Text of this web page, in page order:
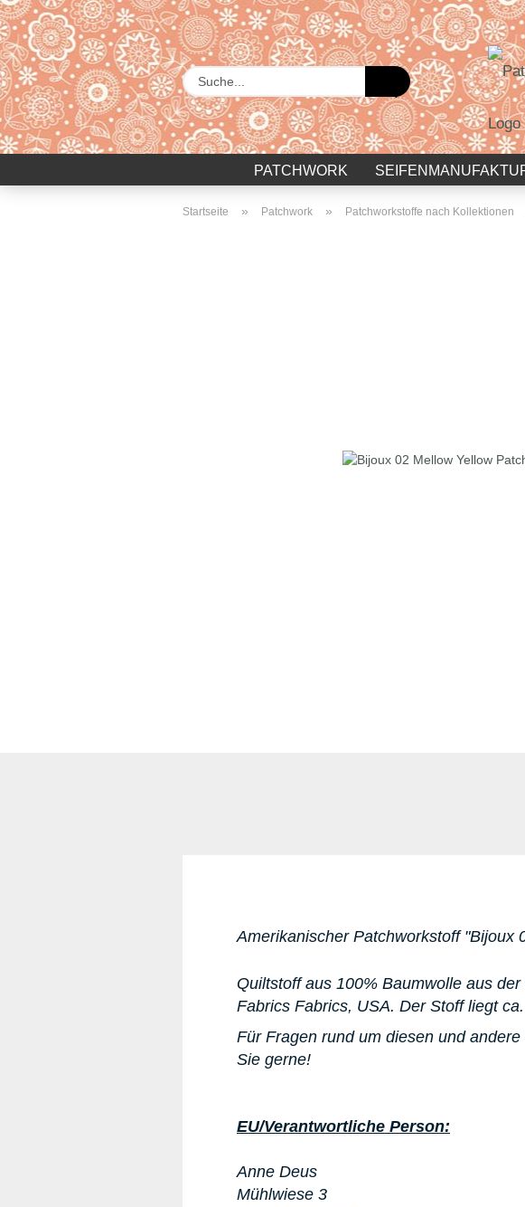
Suche...
PATCHWORK
Startseite » Patchwork » Patchworkstoffe nach Kollektionen
Amerikanischer Patchworkstoff "Bijoux
Quiltstoff aus 100% Baumwolle aus
Fabrics Fabrics, USA. Der Stoff liegt
Für Fragen rund um diesen und
Sie gerne!
EU/Verantwortliche Person:
Anne Deus
Mühlwiese 3